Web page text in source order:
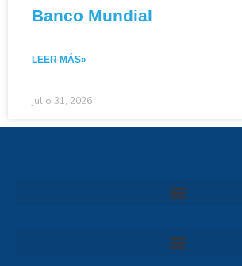
Banco Mundial
LEER MÁS»
julio 31, 2026